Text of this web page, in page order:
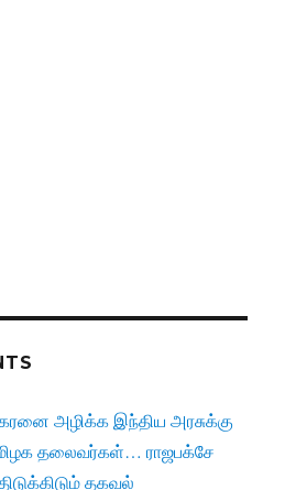
அழிக்க இந்திய அரசுக்கு
தலைவர்கள்… ராஜபக்சே
தகவல்